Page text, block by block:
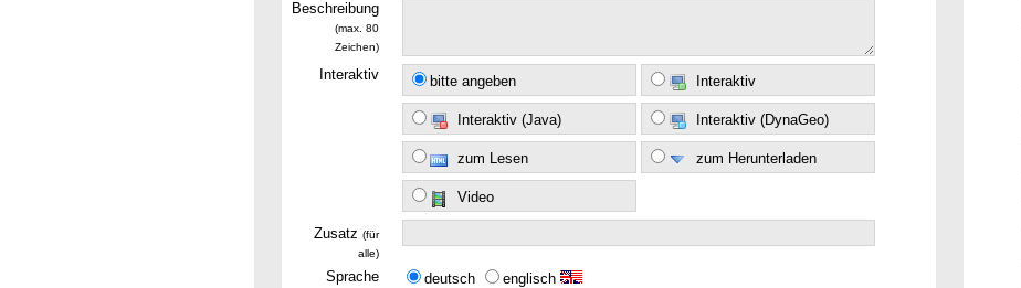
Beschreibung
(max. 80
Zeichen)
Interaktiv bitte angeben Interaktiv
Interaktiv (Java) Interaktiv (DynaGeo)
zum Lesen zum Herunterladen
Video
Zusatz (für
alle)
Sprache deutsch englisch